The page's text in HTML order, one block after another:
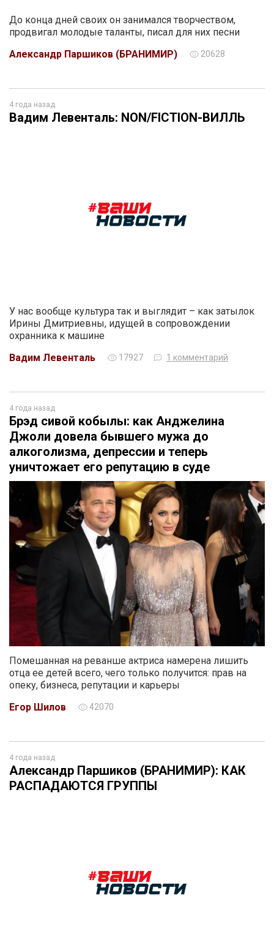
До конца дней своих он занимался творчеством,
продвигал молодые таланты, писал для них песни
Александр Паршиков (БРАНИМИР)
20628
4 года назад
Вадим Левенталь: NON/FICTION-ВИЛЛЬ
У нас вообще культура так и выглядит – как затылок
Ирины Дмитриевны, идущей в сопровождении
охранника к машине
Вадим Левенталь
17927 1 комментарий
4 года назад
Брэд сивой кобылы: как Анджелина
Джоли довела бывшего мужа до
алкоголизма, депрессии и теперь
уничтожает его репутацию в суде
Помешанная на реванше актриса намерена лишить
отца ее детей всего, чего только получится: прав на
опеку, бизнеса, репутации и карьеры
Егор Шилов
42070
4 года назад
Александр Паршиков (БРАНИМИР): КАК
РАСПАДАЮТСЯ ГРУППЫ